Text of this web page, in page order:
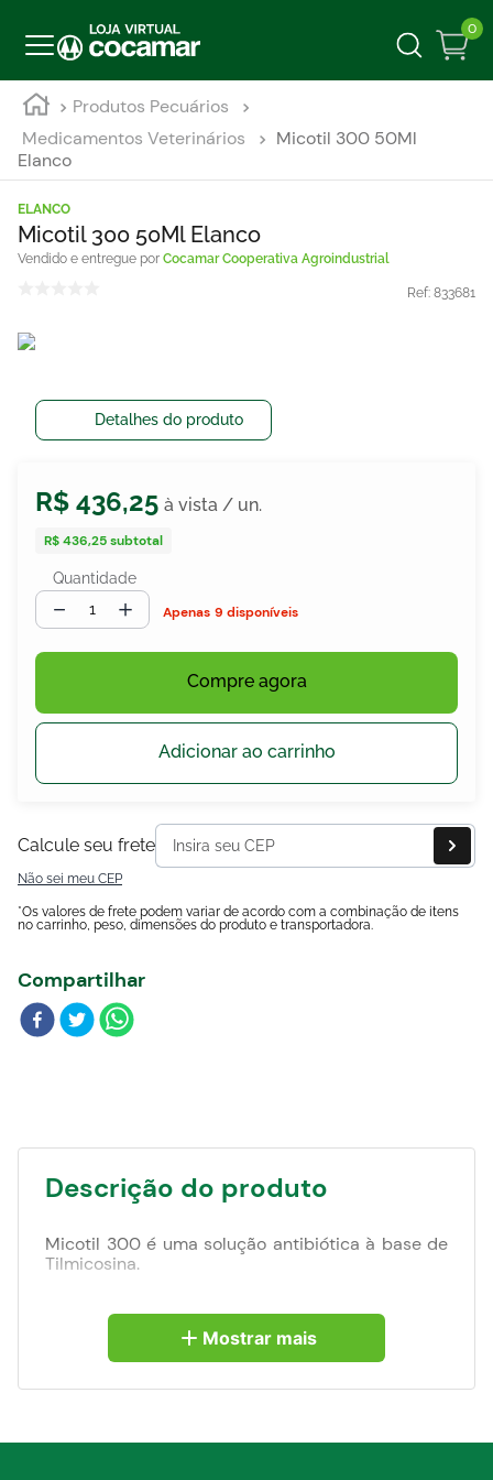
0
Produtos Pecuários
Medicamentos Veterinários
Micotil 300 50Ml
Elanco
ELANCO
Micotil 300 50Ml Elanco
Cocamar Cooperativa Agroindustrial
Ref: 833681
Detalhes do produto
R$ 436,25
R$ 436,25subtotal
Quantidade
＋
－ 9 disponíveis
Compre agora
Adicionar ao carrinho
Calcule seu frete
Não sei meu CEP
*Os valores de frete podem variar de acordo com a combinação de itens
no carrinho, peso, dimensões do produto e transportadora.
Compartilhar
Descrição do produto
Micotil 300 é uma solução antibiótica à base de
Tilmicosina.
Tilmicosina (como fosfato) em solução aquosa de
propilenoglicol a 25%. Contém ácido fosfórico
como estabilizador do pH. A Tilmicosina é
Mostrar mais